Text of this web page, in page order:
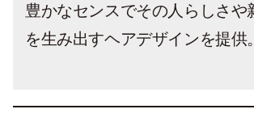
豊かなセンスでその人らしさや
を生み出すヘアデザインを提供。